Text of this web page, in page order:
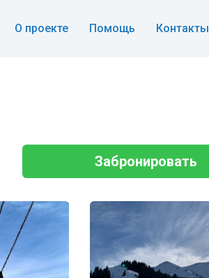
О проекте Помощь Контакты
Забронировать